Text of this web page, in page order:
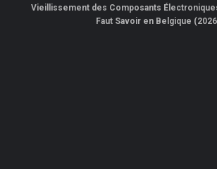
Vieillissement des Composants Électroniques
Faut Savoir en Belgique